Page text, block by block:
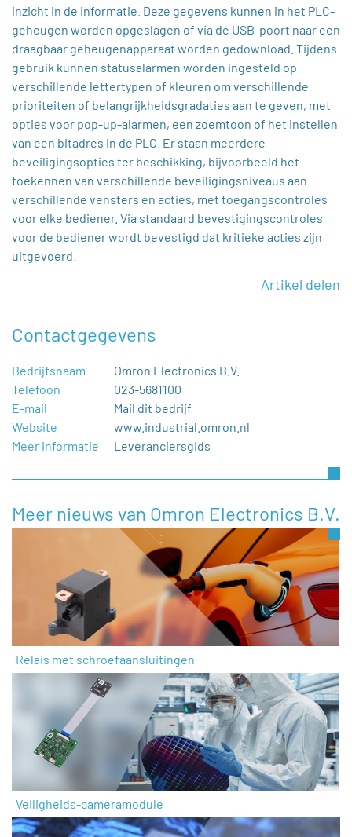
inzicht in de informatie. Deze gegevens kunnen in het PLC-
geheugen worden opgeslagen of via de USB-poort naar een
draagbaar geheugenapparaat worden gedownload. Tijdens
gebruik kunnen statusalarmen worden ingesteld op
verschillende lettertypen of kleuren om verschillende
prioriteiten of belangrijkheidsgradaties aan te geven, met
opties voor pop-up-alarmen, een zoemtoon of het instellen
van een bitadres in de PLC. Er staan meerdere
beveiligingsopties ter beschikking, bijvoorbeeld het
toekennen van verschillende beveiligingsniveaus aan
verschillende vensters en acties, met toegangscontroles
voor elke bediener. Via standaard bevestigingscontroles
voor de bediener wordt bevestigd dat kritieke acties zijn
uitgevoerd.
Artikel delen
Contactgegevens
Bedrijfsnaam
Omron Electronics B.V.
Telefoon
023-5681100
E-mail
Mail dit bedrijf
Website
www.industrial.omron.nl
Meer informatie
Leveranciersgids
Meer nieuws van Omron Electronics B.V.
Relais met schroefaansluitingen
Veiligheids-cameramodule